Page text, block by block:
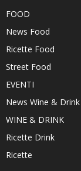
FOOD
News Food
Ricette Food
Street Food
EVENTI
News Wine & Drink
WINE & DRINK
Ricette Drink
Ricette